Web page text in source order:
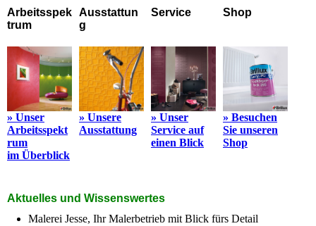
Arbeitsspek
trum
Ausstattun
g
Service Shop
» Unser
Arbeitsspekt
rum
im Überblick
» Unsere
Ausstattung
» Unser
Service auf
einen Blick
» Besuchen
Sie unseren
Shop
Aktuelles und Wissenswertes
Malerei Jesse, Ihr Malerbetrieb mit Blick fürs Detail